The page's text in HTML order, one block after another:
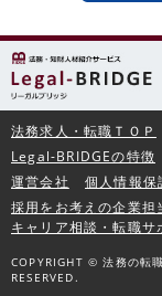
法務求人・転職ＴＯＰ
Legal-BRIDGEの特徴
運営会社
個人情報保
採用をお考えの企業担
キャリア相談・転職サ
COPYRIGHT © 法務の転
RESERVED.